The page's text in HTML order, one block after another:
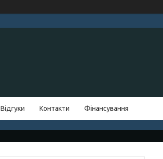
Відгуки Контакти Фінансування